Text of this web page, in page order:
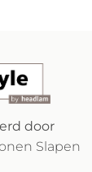
door
Slapen